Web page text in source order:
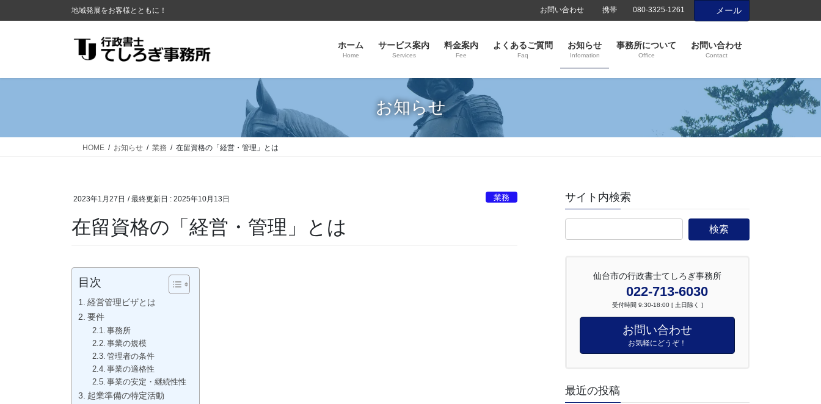
ン
に
ビ
ョ
動
地域発展をお客様とともに！ お問い合わせ 携帯 080-3325-1261 メール
ホーム
Home
サービス案内
Services
料金案内
Fee
よくあるご質問
Faq
お知らせ
Infomation
事務所について
Office
お問い合わせ
Contact
お知らせ
HOME お知らせ 業務 在留資格の「経営・管理」とは
2023年1月27日 / 最終更新日 : 2025年10月13日 業務
在留資格の「経営・管理」とは
目次
経営管理ビザとは
要件
事務所
事業の規模
管理者の条件
事業の適格性
事業の安定・継続性性
起業準備の特定活動
サイト内検索
仙台市の行政書士てしろぎ事務所
022-713-6030
受付時間 9:30-18:00 [ 土日除く ]
お問い合わせ
お気軽にどうぞ！
最近の投稿